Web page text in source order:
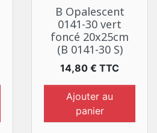
B Opalescent
0141-30 vert
foncé 20x25cm
(B 0141-30 S)
Prix
14,80 € TTC
Ajouter au
panier